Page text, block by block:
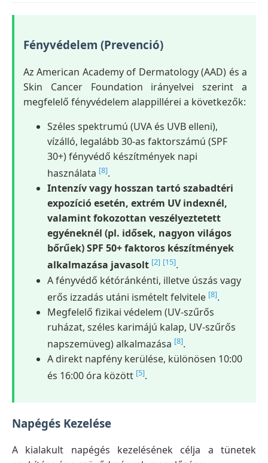
Fényvédelem (Prevenció)
Az American Academy of Dermatology (AAD) és a
Skin Cancer Foundation irányelvei szerint a
megfelelő fényvédelem alappillérei a következők:
Széles spektrumú (UVA és UVB elleni),
vízálló, legalább 30-as faktorszámú (SPF
30+) fényvédő készítmények napi
használata [8].
Intenzív vagy hosszan tartó szabadtéri
expozíció esetén, extrém UV indexnél,
valamint fokozottan veszélyeztetett
egyéneknél (pl. idősek, nagyon világos
bőrűek) SPF 50+ faktoros készítmények
alkalmazása javasolt [2] [15].
A fényvédő kétóránkénti, illetve úszás vagy
erős izzadás utáni ismételt felvitele [8].
Megfelelő fizikai védelem (UV-szűrős
ruházat, széles karimájú kalap, UV-szűrős
napszemüveg) alkalmazása [8].
A direkt napfény kerülése, különösen 10:00
és 16:00 óra között [5].
Napégés Kezelése
A kialakult napégés kezelésének célja a tünetek